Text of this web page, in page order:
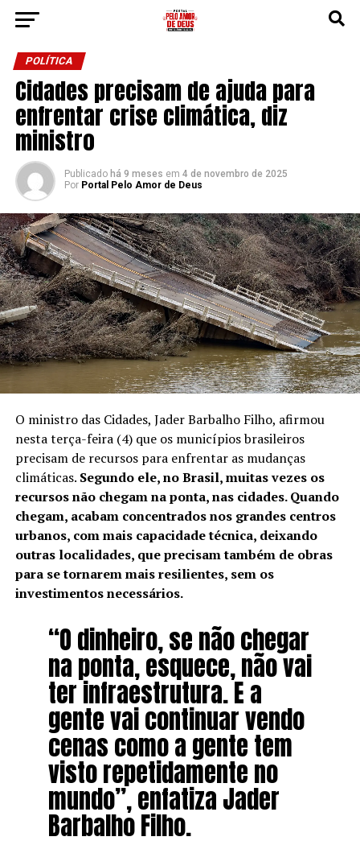
POLÍTICA
Cidades precisam de ajuda para
enfrentar crise climática, diz
ministro
Publicado há 9 meses em 4 de novembro de 2025
Por Portal Pelo Amor de Deus
O ministro das Cidades, Jader Barbalho Filho, afirmou
nesta terça-feira (4) que os municípios brasileiros
precisam de recursos para enfrentar as mudanças
climáticas. Segundo ele, no Brasil, muitas vezes os
recursos não chegam na ponta, nas cidades. Quando
chegam, acabam concentrados nos grandes centros
urbanos, com mais capacidade técnica, deixando
outras localidades, que precisam também de obras
para se tornarem mais resilientes, sem os
investimentos necessários.
“O dinheiro, se não chegar
na ponta, esquece, não vai
ter infraestrutura. E a
gente vai continuar vendo
cenas como a gente tem
visto repetidamente no
mundo”, enfatiza Jader
Barbalho Filho.